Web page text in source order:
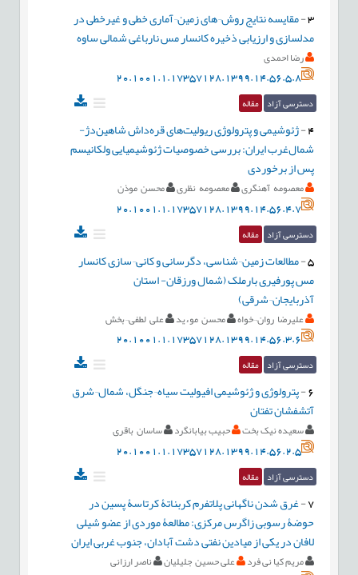
3
-مقایسه نتایج روش¬های زمین¬آماری خطی و غیرخطی در
مدلسازی و ارزیابی ذخیره کانسار مس نارباغی شمالی ساوه
رضا احمدی
20.1001.1.17357128.1399.14.56.5.8
دسترسی آزاد مقاله
4
-ژئوشیمی و پترولوژی ریولیت‌های قره‌داش شاهین‌دژ-
شمال‌غرب ایران: بررسی خصوصیات ژئوشیمیایی ولکانیسم
پس از برخوردی
معصومه آهنگری معصومه نظری محسن موذن
20.1001.1.17357128.1399.14.56.4.7
دسترسی آزاد مقاله
5
-مطالعات زمین¬شناسی، دگرسانی و کانی¬سازی کانسار
مس پورفیری بارملک (شمال ورزقان- استان
آذربایجان¬شرقی)
علیرضا روان¬خواه محسن موءید علی لطفی¬بخش
20.1001.1.17357128.1399.14.56.3.6
دسترسی آزاد مقاله
6
-پترولوژی و ژئوشیمی افیولیت سیاه¬جنگل، شمال¬شرق
آتشفشان تفتان
سعیده نیک بخت حبیب بیابانگرد ساسان باقری
20.1001.1.17357128.1399.14.56.2.5
دسترسی آزاد مقاله
7
-غرق شدن ناگهانی پلاتفرم کربناتۀ کرتاسۀ پسین در
حوضۀ رسوبی زاگرس مرکزی: مطالعۀ موردی از عضو شیلی
لافان در یکی از میادین نفتی دشت آبادان، جنوب غربی ایران
مریم کیا نی فرد علی حسین جلیلیان ناصر ارزانی